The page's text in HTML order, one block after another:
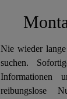
Nie wieder
suchen.
Informationen
reibungslose